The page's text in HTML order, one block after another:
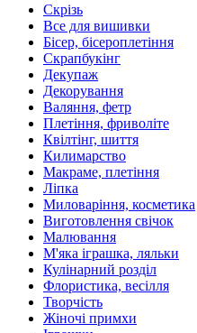
Скрізь
Все для вишивки
Бісер, бісероплетіння
Скрапбукінг
Декупаж
Декорування
Валяння, фетр
Плетіння, фриволіте
Квілтінг, шиття
Килимарство
Макраме, плетіння
Ліпка
Миловаріння, косметика
Виготовлення свічок
Малювання
М'яка іграшка, ляльки
Кулінарний розділ
Флористика, весілля
Творчість
Жіночі примхи